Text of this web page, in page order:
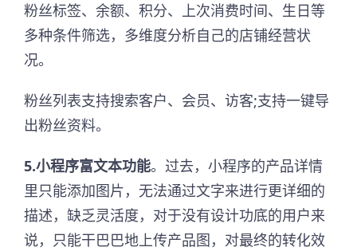
粉丝标签、余额、积分、上次消费时间、生日等
多种条件筛选，多维度分析自己的店铺经营状
况。
粉丝列表支持搜索客户、会员、访客;支持一键导
出粉丝资料。
5.小程序富文本功能。过去，小程序的产品详情
里只能添加图片，无法通过文字来进行更详细的
描述，缺乏灵活度，对于没有设计功底的用户来
说，只能干巴巴地上传产品图，对最终的转化效